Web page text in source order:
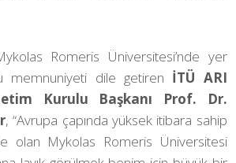
Romeris Üniversitesi’nde yer
memnuniyeti dile getiren İTÜ ARI
Kurulu Başkanı Prof. Dr.
, “Avrupa çapında yüksek itibara sahip
olan Mykolas Romeris Üniversitesi